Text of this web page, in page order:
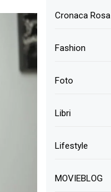
Cronaca Rosa
Fashion
Foto
Libri
Lifestyle
MOVIEBLOG